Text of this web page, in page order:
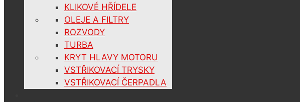
KLIKOVÉ HŘÍDELE
OLEJE A FILTRY
ROZVODY
TURBA
KRYT HLAVY MOTORU
VSTŘIKOVACÍ TRYSKY
VSTŘIKOVACÍ ČERPADLA